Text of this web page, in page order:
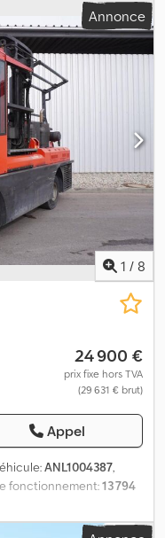
est un chariot
ayant effectué 4500
joystick. Djdpfx Aozp
Annonce
1 / 8
24 900 €
prix fixe hors TVA
(29 631 € brut)
Appel
ANL1004387,
fonctionnement:13 794
de levage:
de la charge:700 mm,